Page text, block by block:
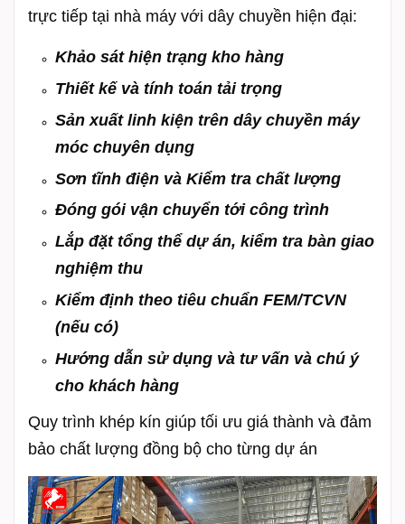
trực tiếp tại nhà máy với dây chuyền hiện đại:
Khảo sát hiện trạng kho hàng
Thiết kế và tính toán tải trọng
Sản xuất linh kiện trên dây chuyền máy
móc chuyên dụng
Sơn tĩnh điện và Kiểm tra chất lượng
Đóng gói vận chuyển tới công trình
Lắp đặt tổng thể dự án, kiểm tra bàn giao
nghiệm thu
Kiểm định theo tiêu chuẩn FEM/TCVN
(nếu có)
Hướng dẫn sử dụng và tư vấn và chú ý
cho khách hàng
Quy trình khép kín giúp tối ưu giá thành và đảm
bảo chất lượng đồng bộ cho từng dự án